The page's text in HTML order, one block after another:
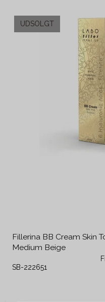
UDSOLGT
Fillerina BB Cream Skin
Medium Beige
SB-222651